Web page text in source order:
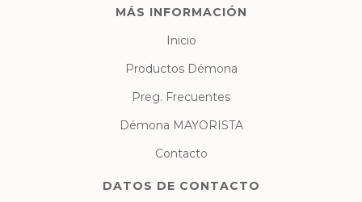
MÁS INFORMACIÓN
Inicio
Productos Démona
Preg. Frecuentes
Démona MAYORISTA
Contacto
DATOS DE CONTACTO